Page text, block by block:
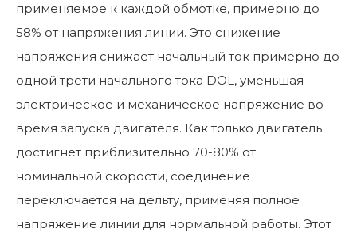
применяемое к каждой обмотке, примерно до
58% от напряжения линии. Это снижение
напряжения снижает начальный ток примерно до
одной трети начального тока DOL, уменьшая
электрическое и механическое напряжение во
время запуска двигателя. Как только двигатель
достигнет приблизительно 70-80% от
номинальной скорости, соединение
переключается на дельту, применяя полное
напряжение линии для нормальной работы. Этот